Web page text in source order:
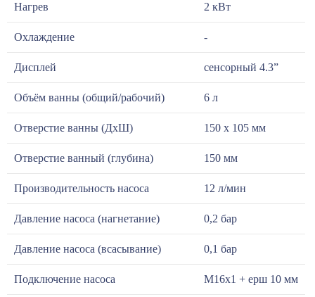
Нагрев 2 кВт
Охлаждение -
Дисплей сенсорный 4.3”
Объём ванны (общий/рабочий) 6 л
Отверстие ванны (ДхШ) 150 х 105 мм
Отверстие ванный (глубина) 150 мм
Производительность насоса 12 л/мин
Давление насоса (нагнетание) 0,2 бар
Давление насоса (всасывание) 0,1 бар
Подключение насоса М16х1 + ерш 10 мм